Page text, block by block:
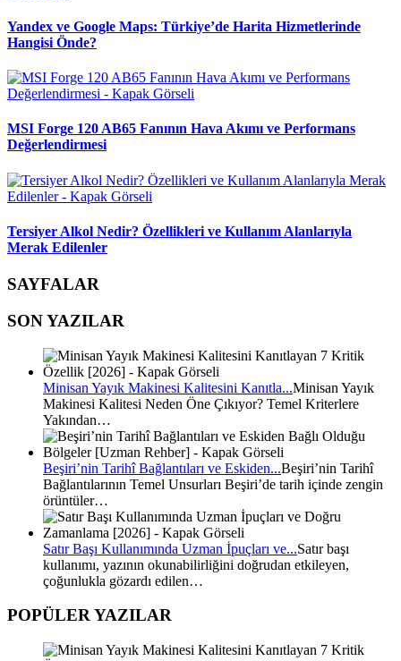
Yandex ve Google Maps: Türkiye’de Harita Hizmetlerinde
Hangisi Önde?
MSI Forge 120 AB65 Fanının Hava Akımı ve Performans
Değerlendirmesi
Tersiyer Alkol Nedir? Özellikleri ve Kullanım Alanlarıyla
Merak Edilenler
SAYFALAR
SON YAZILAR
Minisan Yayık Makinesi Kalitesini Kanıtla...Minisan Yayık
Makinesi Kalitesi Neden Öne Çıkıyor? Temel Kriterlere
Yakından…
Beşiri’nin Tarihî Bağlantıları ve Eskiden...Beşiri’nin Tarihî
Bağlantılarının Temel Unsurları Beşiri’de tarih içinde zengin
örüntüler…
Satır Başı Kullanımında Uzman İpuçları ve...Satır başı
kullanımı, yazının okunabilirliğini doğrudan etkileyen,
çoğunlukla gözardı edilen…
POPÜLER YAZILAR